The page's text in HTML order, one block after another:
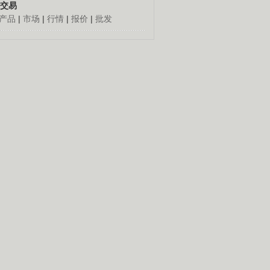
易
产品 | 市场 | 行情 | 报价 | 批发